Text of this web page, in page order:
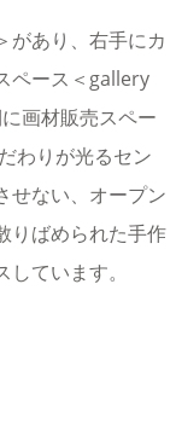
があり、右手にカ
ペース＜gallery
画材販売スペー
わりが光るセン
せない、オープン
りばめられた手作
ています。